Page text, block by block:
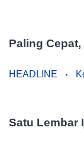
Paling
HEADLINE
Satu Lembar